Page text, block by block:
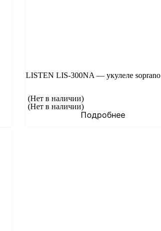
LISTEN LIS-300NA — укулеле soprano
(Нет в наличии)
(Нет в наличии)
Подробнее